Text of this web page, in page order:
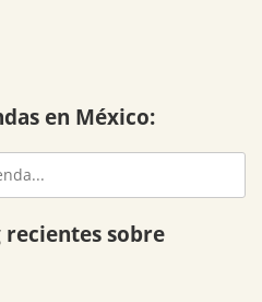
en México:
sobre